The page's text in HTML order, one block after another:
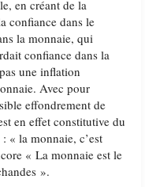
en créant de la
confiance dans le
la monnaie, qui
confiance dans la
une inflation
Avec pour
effondrement de
en effet constitutive du
« la monnaie, c’est
« La monnaie est le
».